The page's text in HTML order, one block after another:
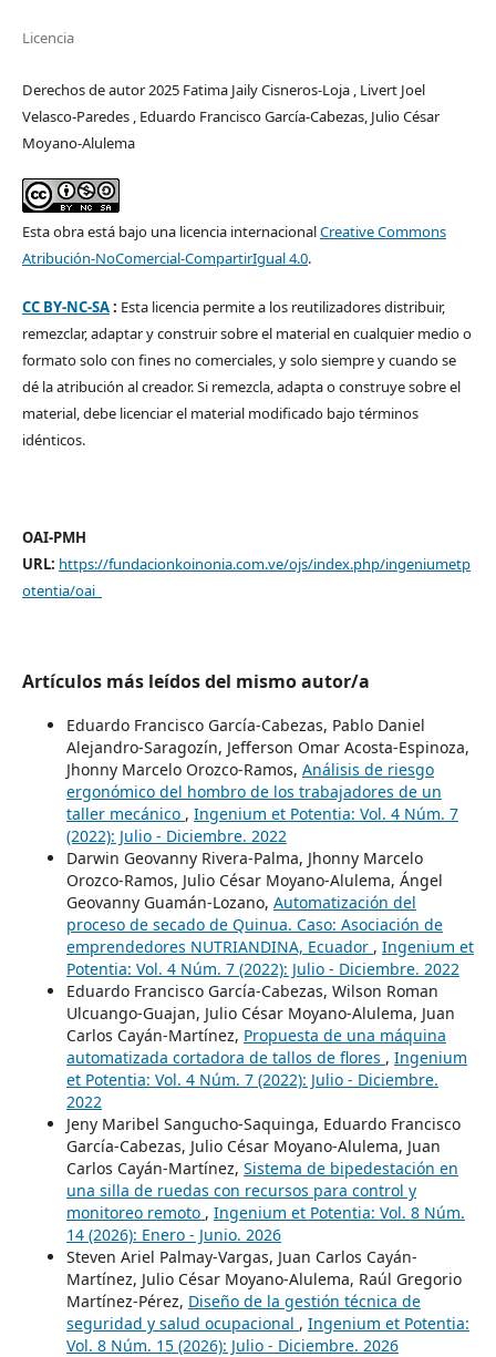
Licencia
Derechos de autor 2025 Fatima Jaily Cisneros-Loja , Livert Joel
Velasco-Paredes , Eduardo Francisco García-Cabezas, Julio César
Moyano-Alulema
Esta obra está bajo una licencia internacionalCreative Commons
Atribución-NoComercial-CompartirIgual 4.0.
CC BY-NC-SA: Esta licencia permite a los reutilizadores distribuir,
remezclar, adaptar y construir sobre el material en cualquier medio o
formato solo con fines no comerciales, y solo siempre y cuando se
dé la atribución al creador. Si remezcla, adapta o construye sobre el
material, debe licenciar el material modificado bajo términos
idénticos.
OAI-PMH
URL: https://fundacionkoinonia.com.ve/ojs/index.php/ingeniumetp
otentia/oai
Artículos más leídos del mismo autor/a
Eduardo Francisco García-Cabezas, Pablo Daniel
Alejandro-Saragozín, Jefferson Omar Acosta-Espinoza,
Jhonny Marcelo Orozco-Ramos, Análisis de riesgo
ergonómico del hombro de los trabajadores de un
taller mecánico , Ingenium et Potentia: Vol. 4 Núm. 7
(2022): Julio - Diciembre. 2022
Darwin Geovanny Rivera-Palma, Jhonny Marcelo
Orozco-Ramos, Julio César Moyano-Alulema, Ángel
Geovanny Guamán-Lozano, Automatización del
proceso de secado de Quinua. Caso: Asociación de
emprendedores NUTRIANDINA, Ecuador , Ingenium et
Potentia: Vol. 4 Núm. 7 (2022): Julio - Diciembre. 2022
Eduardo Francisco García-Cabezas, Wilson Roman
Ulcuango-Guajan, Julio César Moyano-Alulema, Juan
Carlos Cayán-Martínez, Propuesta de una máquina
automatizada cortadora de tallos de flores , Ingenium
et Potentia: Vol. 4 Núm. 7 (2022): Julio - Diciembre.
2022
Jeny Maribel Sangucho-Saquinga, Eduardo Francisco
García-Cabezas, Julio César Moyano-Alulema, Juan
Carlos Cayán-Martínez, Sistema de bipedestación en
una silla de ruedas con recursos para control y
monitoreo remoto , Ingenium et Potentia: Vol. 8 Núm.
14 (2026): Enero - Junio. 2026
Steven Ariel Palmay-Vargas, Juan Carlos Cayán-
Martínez, Julio César Moyano-Alulema, Raúl Gregorio
Martínez-Pérez, Diseño de la gestión técnica de
seguridad y salud ocupacional , Ingenium et Potentia:
Vol. 8 Núm. 15 (2026): Julio - Diciembre. 2026